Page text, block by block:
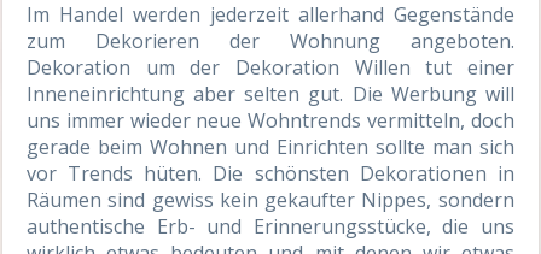
Im Handel werden jederzeit allerhand Gegenstände
zum Dekorieren der Wohnung angeboten.
Dekoration um der Dekoration Willen tut einer
Inneneinrichtung aber selten gut. Die Werbung will
uns immer wieder neue Wohntrends vermitteln, doch
gerade beim Wohnen und Einrichten sollte man sich
vor Trends hüten. Die schönsten Dekorationen in
Räumen sind gewiss kein gekaufter Nippes, sondern
authentische Erb- und Erinnerungsstücke, die uns